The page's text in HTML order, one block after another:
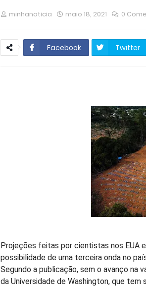
minhanoticia maio 18, 2021 0
Facebook Twitter
Projeções feitas por cientistas nos EUA
possibilidade de uma terceira onda no
Segundo a publicação, sem o avanço na
da Universidade de Washington, que